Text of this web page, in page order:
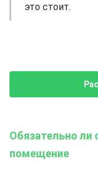
это стоит.
Обязательно ли
помещение